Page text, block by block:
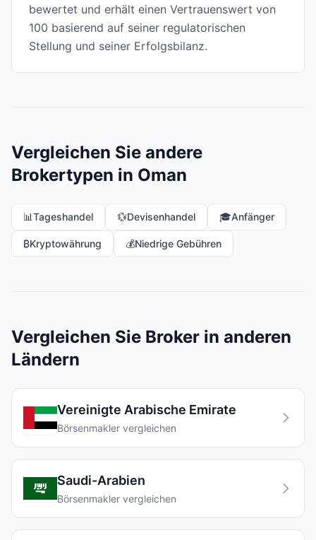
bewertet und erhält einen Vertrauenswert von
100 basierend auf seiner regulatorischen
Stellung und seiner Erfolgsbilanz.
Vergleichen Sie andere
Brokertypen in Oman
📊Tageshandel 💱Devisenhandel 🎓Anfänger
₿Kryptowährung 💰Niedrige Gebühren
Vergleichen Sie Broker in anderen
Ländern
Vereinigte Arabische Emirate
Börsenmakler vergleichen
Saudi-Arabien
Börsenmakler vergleichen